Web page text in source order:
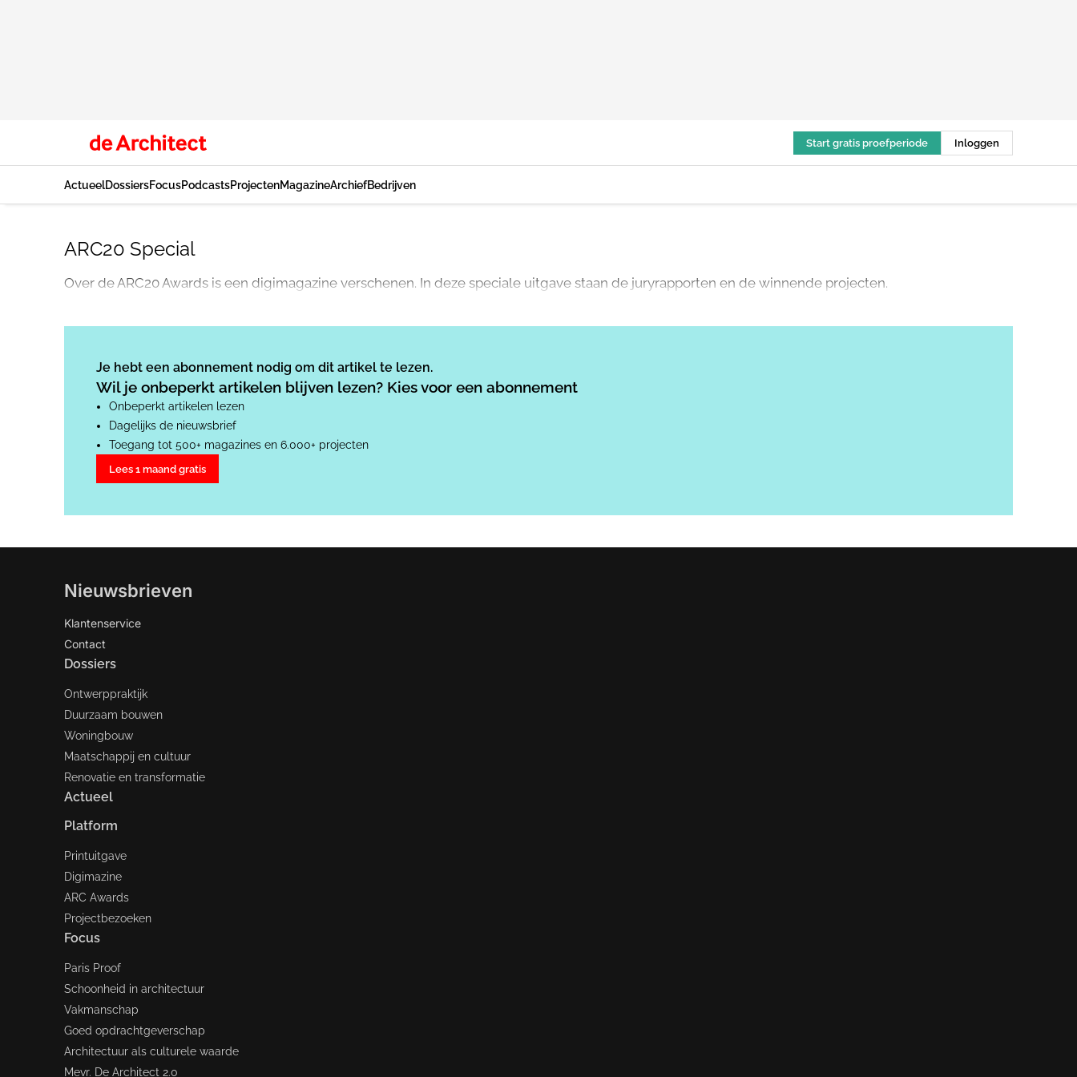
Start gratis proefperiode Inloggen
ActueelDossiersFocusPodcastsProjectenMagazineArchiefBedrijven
ARC20 Special
Over de ARC20 Awards is een digimagazine verschenen. In deze speciale uitgave staan de juryrapporten en de winnende projecten.
Je hebt een abonnement nodig om dit artikel te lezen.
Wil je onbeperkt artikelen blijven lezen? Kies voor een abonnement
Onbeperkt artikelen lezen
Dagelijks de nieuwsbrief
Toegang tot 500+ magazines en 6.000+ projecten
Lees 1 maand gratis
Nieuwsbrieven
Klantenservice
Contact
Dossiers
Ontwerppraktijk
Duurzaam bouwen
Woningbouw
Maatschappij en cultuur
Renovatie en transformatie
Actueel
Platform
Printuitgave
Digimazine
ARC Awards
Projectbezoeken
Focus
Paris Proof
Schoonheid in architectuur
Vakmanschap
Goed opdrachtgeverschap
Architectuur als culturele waarde
Mevr. De Architect 2.0